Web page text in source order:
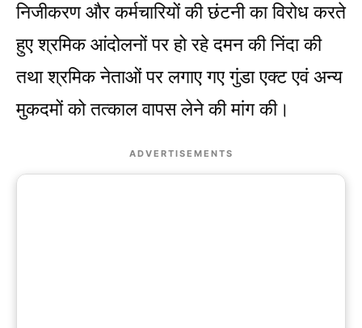
निजीकरण और कर्मचारियों की छंटनी का विरोध करते
हुए श्रमिक आंदोलनों पर हो रहे दमन की निंदा की
तथा श्रमिक नेताओं पर लगाए गए गुंडा एक्ट एवं अन्य
मुकदमों को तत्काल वापस लेने की मांग की।
ADVERTISEMENTS